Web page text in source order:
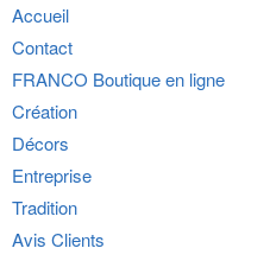
Accueil
Contact
FRANCO Boutique en ligne
Création
Décors
Entreprise
Tradition
Avis Clients